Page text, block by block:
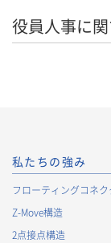
役員人事に
私たちの強み
フローティングコネク
Z-Move構造
2点接点構造